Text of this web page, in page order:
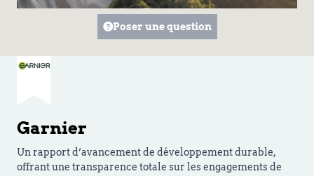
Poser une question
Garnier
Un rapport d’avancement de développement durable,
offrant une transparence totale sur les engagements de